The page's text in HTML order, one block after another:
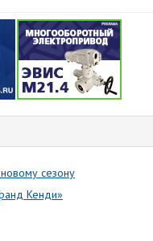
сезону
Кенди»